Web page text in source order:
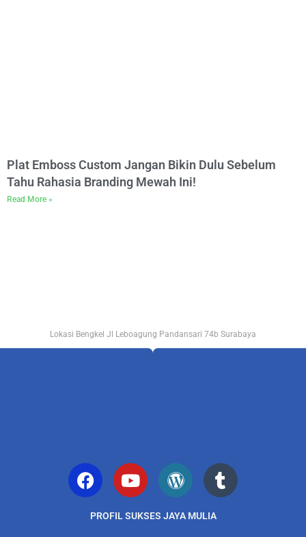
Plat Emboss Custom Jangan Bikin Dulu Sebelum
Tahu Rahasia Branding Mewah Ini!
Read More »
Lokasi Bengkel Jl Leboagung Pandansari 74b Surabaya
PROFIL SUKSES JAYA MULIA